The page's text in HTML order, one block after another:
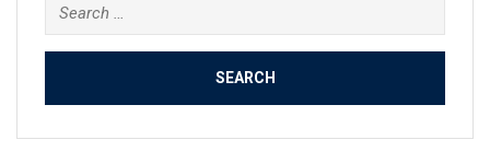
Search
for: